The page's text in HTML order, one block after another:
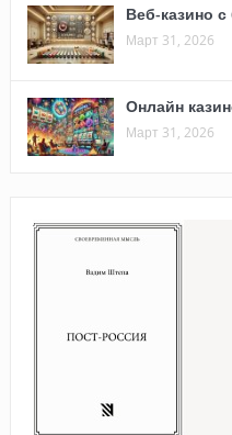
Веб-казино
Март 31, 2026
Онлайн
Март 31, 2026